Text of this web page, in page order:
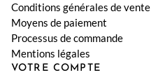
Conditions générales de vente
Moyens de paiement
Processus de commande
Mentions légales
VOTRE COMPTE